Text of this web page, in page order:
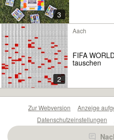
3
2
Aach
FIFA
tauschen
Zur Webversion Anzeige
Datenschutzeinstellungen
Barrierefreiheitserklärung